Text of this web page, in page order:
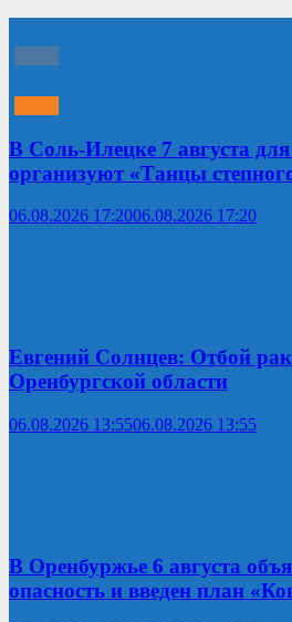
В Соль-Илецке 7 августа
организуют «Танцы
06.08.2026 17:2006.08.2026 17:20
Евгений Солнцев: Отбой
Оренбургской области
06.08.2026 13:5506.08.2026 13:55
В Оренбуржье 6 августа
опасность и введен план